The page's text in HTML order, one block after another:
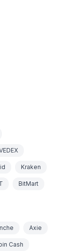
Kraken
BitMart
Axie
Cash